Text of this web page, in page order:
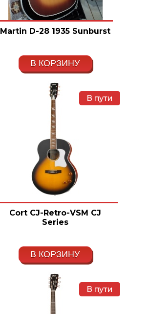
Martin D-28 1935 Sunburst
В КОРЗИНУ
В пути
Cort CJ-Retro-VSM CJ
Series
В КОРЗИНУ
В пути